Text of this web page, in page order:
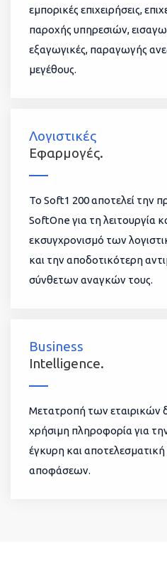
εμπορικές επιχειρήσεις,
παροχής υπηρεσιών,
εξαγωγικές, παραγωγής
μεγέθους.
Λογιστικές
Εφαρμογές.
To Soft1 200 αποτελεί την
SoftOne για τη λειτουργία
εκσυγχρονισμό των
και την αποδοτικότερη
σύνθετων αναγκών τους.
Business
Intelligence.
Μετατροπή των εταιρικών
χρήσιμη πληροφορία για
έγκυρη και
αποφάσεων.